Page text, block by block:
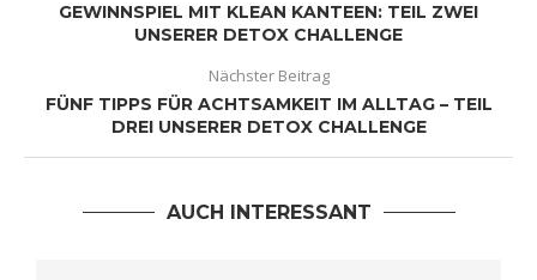
GEWINNSPIEL MIT KLEAN KANTEEN: TEIL ZWEI
UNSERER DETOX CHALLENGE
Nächster Beitrag
FÜNF TIPPS FÜR ACHTSAMKEIT IM ALLTAG – TEIL
DREI UNSERER DETOX CHALLENGE
AUCH INTERESSANT